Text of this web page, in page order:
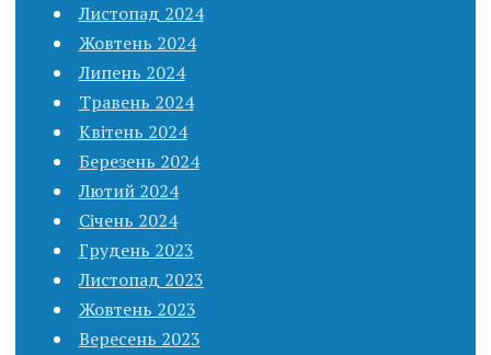
Листопад 2024
Жовтень 2024
Липень 2024
Травень 2024
Квітень 2024
Березень 2024
Лютий 2024
Січень 2024
Грудень 2023
Листопад 2023
Жовтень 2023
Вересень 2023